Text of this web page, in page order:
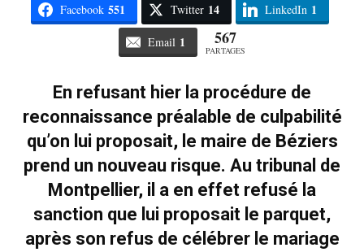
Facebook 551 Twitter 14 LinkedIn 1
Email 1 567
PARTAGES
En refusant hier la procédure de
reconnaissance préalable de culpabilité
qu’on lui proposait, le maire de Béziers
prend un nouveau risque. Au tribunal de
Montpellier, il a en effet refusé la
sanction que lui proposait le parquet,
après son refus de célébrer le mariage